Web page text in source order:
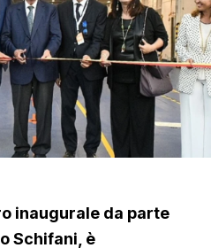
inaugurale da parte
Schifani, è